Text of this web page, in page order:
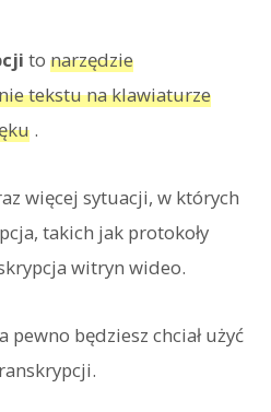
to narzędzie
tekstu na klawiaturze
.
więcej sytuacji, w których
takich jak protokoły
witryn wideo.
pewno będziesz chciał użyć